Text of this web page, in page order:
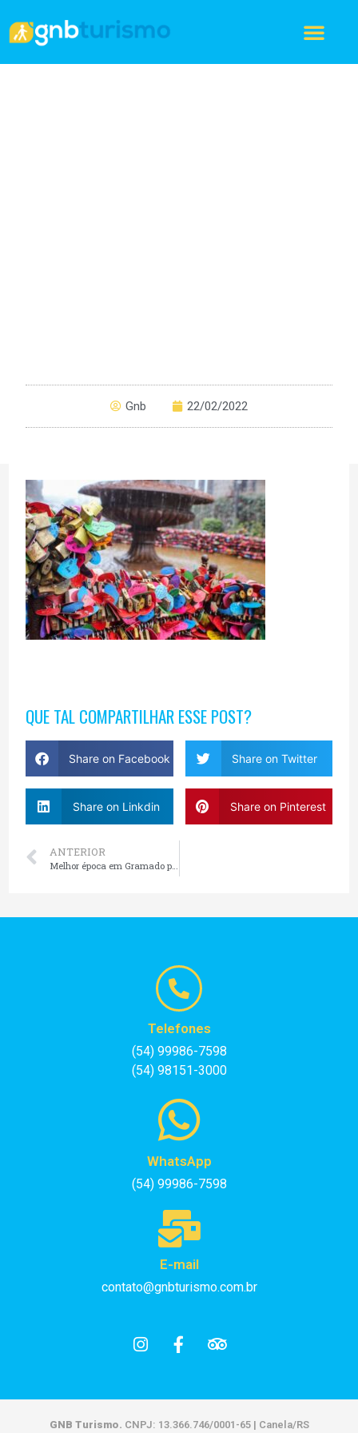
Gnb 22/02/2022
QUE TAL COMPARTILHAR ESSE POST?
Share on Facebook Share on Twitter
Share on Linkdin Share on Pinterest
ANTERIOR
Melhor época em Gramado para Casal
Telefones
(54) 99986-7598
(54) 98151-3000
WhatsApp
(54) 99986-7598
E-mail
contato@gnbturismo.com.br
GNB Turismo. CNPJ: 13.366.746/0001-65 | Canela/RS